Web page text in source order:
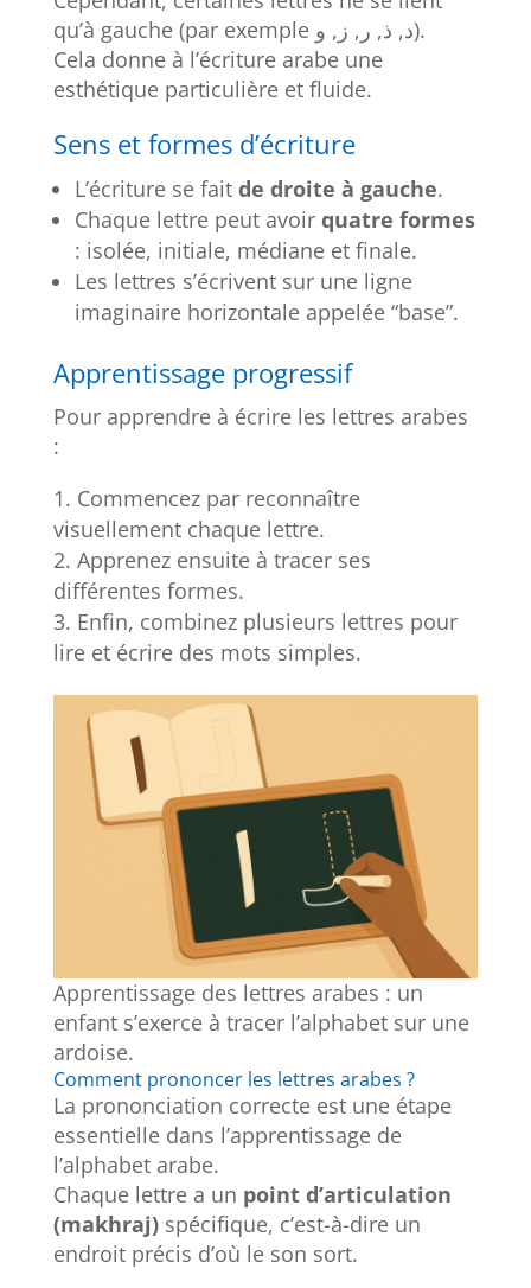
qu’à gauche (par exemple د, ذ, ر, ز, و).
Cela donne à l’écriture arabe une
esthétique particulière et fluide.
Sens et formes d’écriture
L’écriture se fait de droite à gauche.
Chaque lettre peut avoir quatre formes
: isolée, initiale, médiane et finale.
Les lettres s’écrivent sur une ligne
imaginaire horizontale appelée “base”.
Apprentissage progressif
Pour apprendre à écrire les lettres arabes
:
Commencez par reconnaître
visuellement chaque lettre.
Apprenez ensuite à tracer ses
différentes formes.
Enfin, combinez plusieurs lettres pour
lire et écrire des mots simples.
Apprentissage des lettres arabes : un
enfant s’exerce à tracer l’alphabet sur une
ardoise.
Comment prononcer les lettres arabes ?
La prononciation correcte est une étape
essentielle dans l’apprentissage de
l’alphabet arabe.
Chaque lettre a un point d’articulation
(makhraj)spécifique, c’est-à-dire un
endroit précis d’où le son sort.